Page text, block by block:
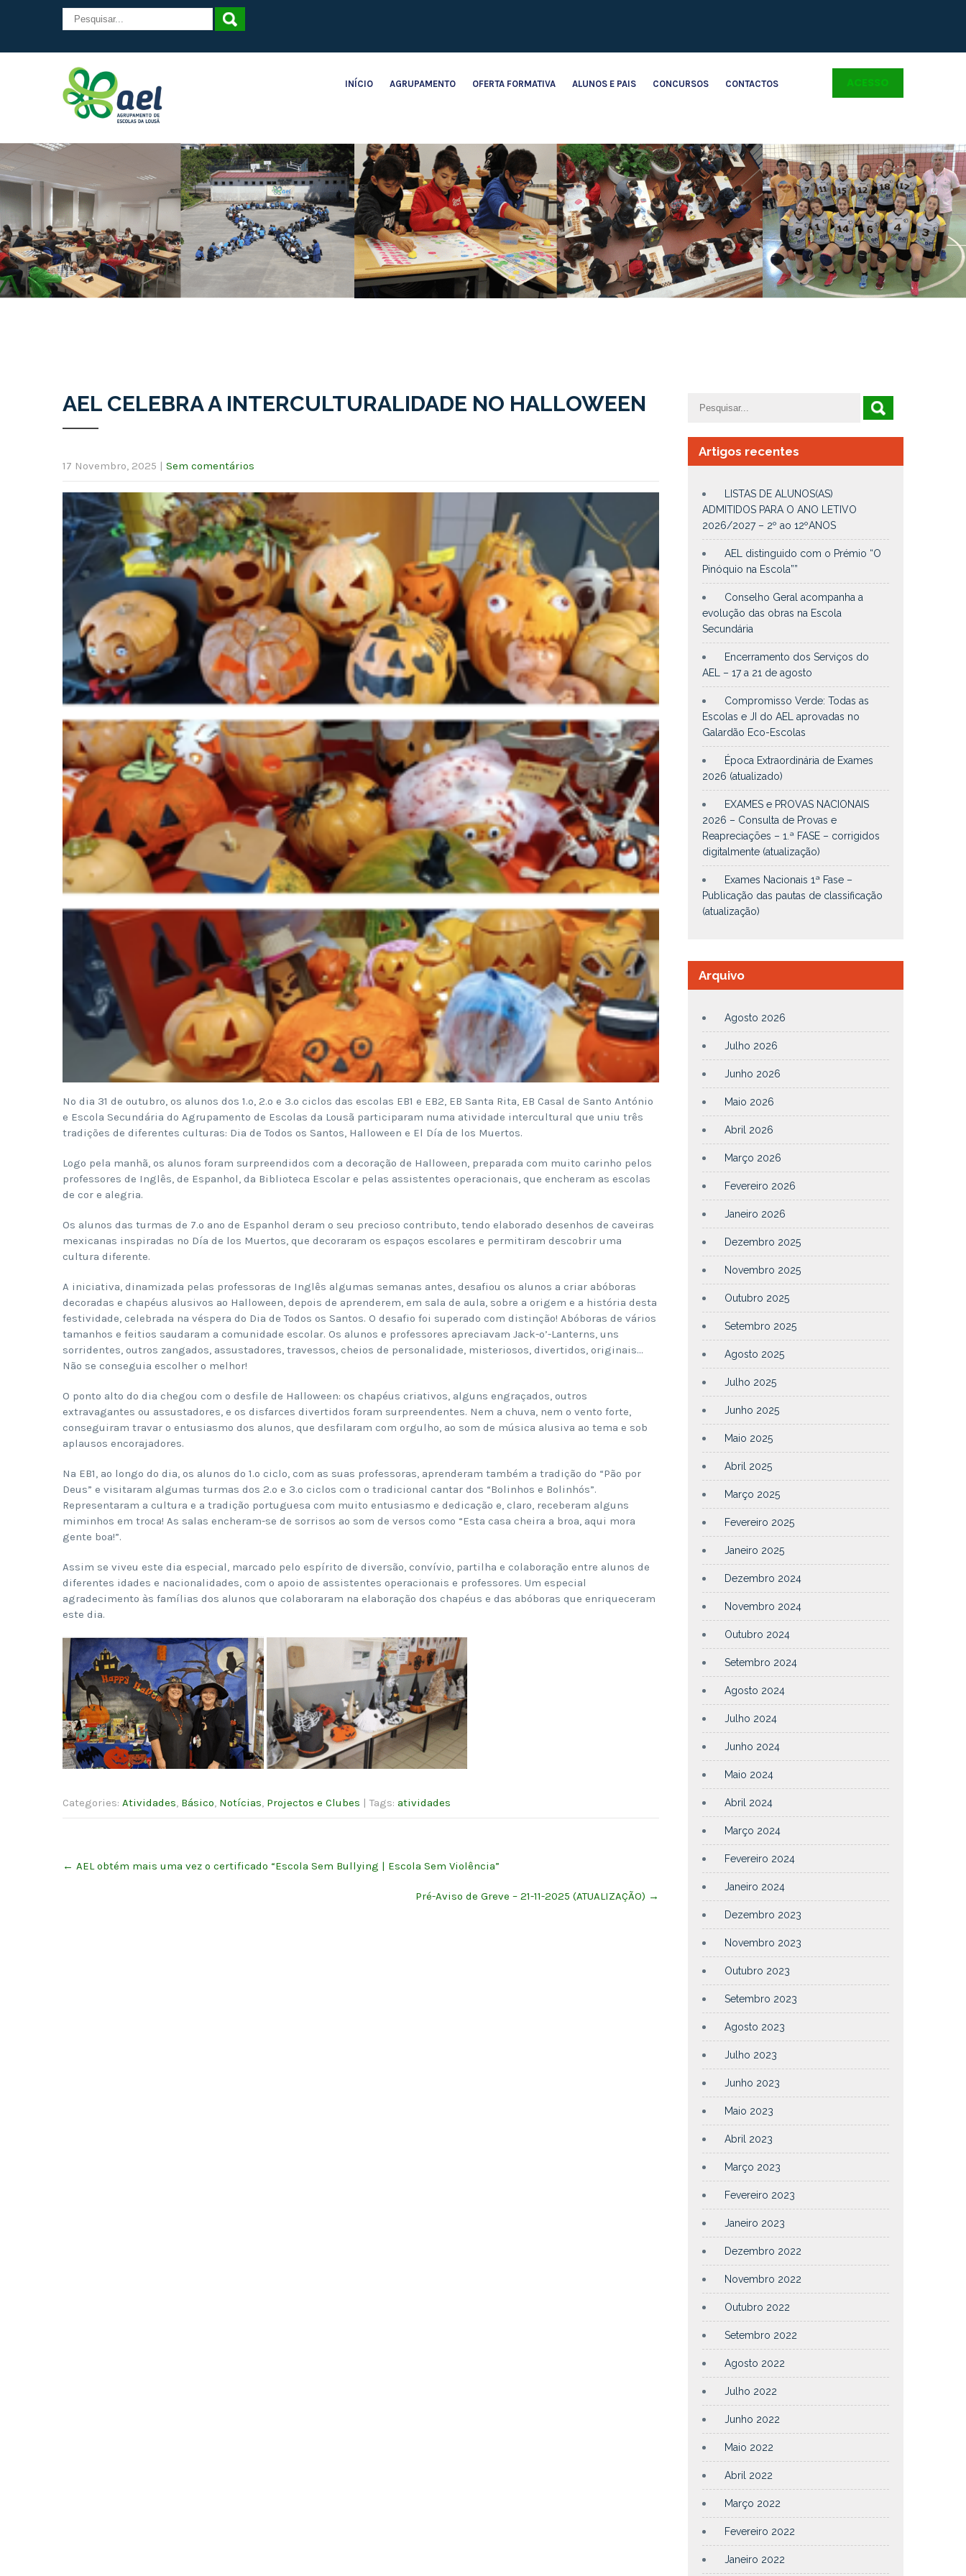
INÍCIO AGRUPAMENTO OFERTA FORMATIVA ALUNOS E PAIS CONCURSOS CONTACTOS ACESSO
AEL CELEBRA A INTERCULTURALIDADE NO HALLOWEEN
17 Novembro, 2025 | Sem comentários
No dia 31 de outubro, os alunos dos 1.º, 2.º e 3.º ciclos das escolas EB1 e EB2, EB Santa Rita, EB Casal de Santo António
e Escola Secundária do Agrupamento de Escolas da Lousã participaram numa atividade intercultural que uniu três
tradições de diferentes culturas: Dia de Todos os Santos, Halloween e El Día de los Muertos.
Logo pela manhã, os alunos foram surpreendidos com a decoração de Halloween, preparada com muito carinho pelos
professores de Inglês, de Espanhol, da Biblioteca Escolar e pelas assistentes operacionais, que encheram as escolas
de cor e alegria.
Os alunos das turmas de 7.º ano de Espanhol deram o seu precioso contributo, tendo elaborado desenhos de caveiras
mexicanas inspiradas no Día de los Muertos, que decoraram os espaços escolares e permitiram descobrir uma
cultura diferente.
A iniciativa, dinamizada pelas professoras de Inglês algumas semanas antes, desafiou os alunos a criar abóboras
decoradas e chapéus alusivos ao Halloween, depois de aprenderem, em sala de aula, sobre a origem e a história desta
festividade, celebrada na véspera do Dia de Todos os Santos. O desafio foi superado com distinção! Abóboras de vários
tamanhos e feitios saudaram a comunidade escolar. Os alunos e professores apreciavam Jack-o’-Lanterns, uns
sorridentes, outros zangados, assustadores, travessos, cheios de personalidade, misteriosos, divertidos, originais…
Não se conseguia escolher o melhor!
O ponto alto do dia chegou com o desfile de Halloween: os chapéus criativos, alguns engraçados, outros
extravagantes ou assustadores, e os disfarces divertidos foram surpreendentes. Nem a chuva, nem o vento forte,
conseguiram travar o entusiasmo dos alunos, que desfilaram com orgulho, ao som de música alusiva ao tema e sob
aplausos encorajadores.
Na EB1, ao longo do dia, os alunos do 1.º ciclo, com as suas professoras, aprenderam também a tradição do “Pão por
Deus” e visitaram algumas turmas dos 2.º e 3.º ciclos com o tradicional cantar dos “Bolinhos e Bolinhós”.
Representaram a cultura e a tradição portuguesa com muito entusiasmo e dedicação e, claro, receberam alguns
miminhos em troca! As salas encheram-se de sorrisos ao som de versos como “Esta casa cheira a broa, aqui mora
gente boa!”.
Assim se viveu este dia especial, marcado pelo espírito de diversão, convívio, partilha e colaboração entre alunos de
diferentes idades e nacionalidades, com o apoio de assistentes operacionais e professores. Um especial
agradecimento às famílias dos alunos que colaboraram na elaboração dos chapéus e das abóboras que enriqueceram
este dia.
Categories: Atividades, Básico, Notícias, Projectos e Clubes | Tags: atividades
navigation
← AEL obtém mais uma vez o certificado “Escola Sem Bullying | Escola Sem Violência”
Pré-Aviso de Greve – 21-11-2025 (ATUALIZAÇÃO) →
Artigos recentes
LISTAS DE ALUNOS(AS)
ADMITIDOS PARA O ANO LETIVO
2026/2027 – 2º ao 12ºANOS
AEL distinguido com o Prémio “O
Pinóquio na Escola””
Conselho Geral acompanha a
evolução das obras na Escola
Secundária
Encerramento dos Serviços do
AEL – 17 a 21 de agosto
Compromisso Verde: Todas as
Escolas e JI do AEL aprovadas no
Galardão Eco-Escolas
Época Extraordinária de Exames
2026 (atualizado)
EXAMES e PROVAS NACIONAIS
2026 – Consulta de Provas e
Reapreciações – 1.ª FASE – corrigidos
digitalmente (atualização)
Exames Nacionais 1ª Fase –
Publicação das pautas de classificação
(atualização)
Arquivo
Agosto 2026
Julho 2026
Junho 2026
Maio 2026
Abril 2026
Março 2026
Fevereiro 2026
Janeiro 2026
Dezembro 2025
Novembro 2025
Outubro 2025
Setembro 2025
Agosto 2025
Julho 2025
Junho 2025
Maio 2025
Abril 2025
Março 2025
Fevereiro 2025
Janeiro 2025
Dezembro 2024
Novembro 2024
Outubro 2024
Setembro 2024
Agosto 2024
Julho 2024
Junho 2024
Maio 2024
Abril 2024
Março 2024
Fevereiro 2024
Janeiro 2024
Dezembro 2023
Novembro 2023
Outubro 2023
Setembro 2023
Agosto 2023
Julho 2023
Junho 2023
Maio 2023
Abril 2023
Março 2023
Fevereiro 2023
Janeiro 2023
Dezembro 2022
Novembro 2022
Outubro 2022
Setembro 2022
Agosto 2022
Julho 2022
Junho 2022
Maio 2022
Abril 2022
Março 2022
Fevereiro 2022
Janeiro 2022